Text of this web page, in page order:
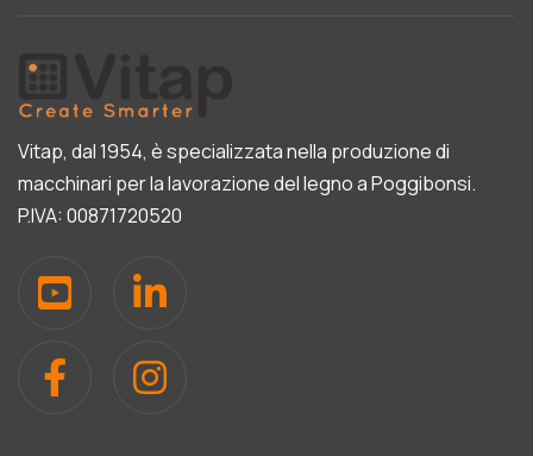
Vitap, dal 1954, è specializzata nella produzione di
macchinari per la lavorazione del legno a Poggibonsi.
P.IVA: 00871720520